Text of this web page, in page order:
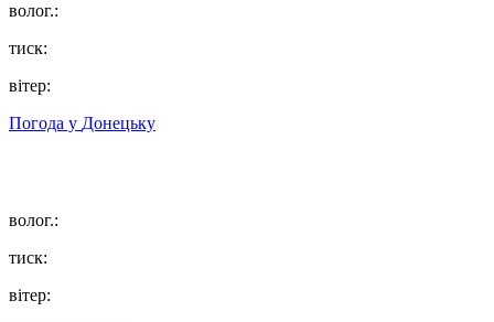
волог.:
тиск:
вітер:
Погода у Донецьку
волог.:
тиск:
вітер: